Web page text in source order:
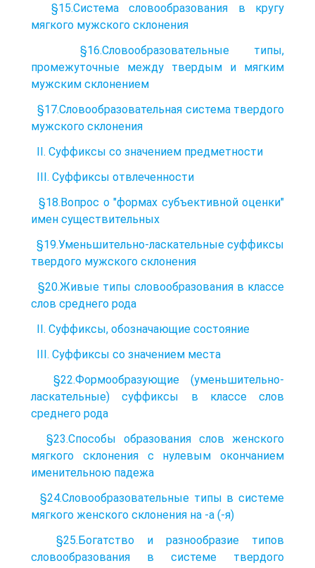
§15.Система словообразования в кругу
мягкого мужского склонения
§16.Словообразовательные типы,
промежуточные между твердым и мягким
мужским склонением
§17.Словообразовательная система твердого
мужского склонения
II. Суффиксы со значением предметности
III. Суффиксы отвлеченности
§18.Вопрос о "формах субъективной оценки"
имен существительных
§19.Уменьшительно-ласкательные суффиксы
твердого мужского склонения
§20.Живые типы словообразования в классе
слов среднего рода
II. Суффиксы, обозначающие состояние
III. Суффиксы со значением места
§22.Формообразующие (уменьшительно-
ласкательные) суффиксы в классе слов
среднего рода
§23.Способы образования слов женского
мягкого склонения с нулевым окончанием
именительною падежа
§24.Словообразовательные типы в системе
мягкого женского склонения на -а (-я)
§25.Богатство и разнообразие типов
словообразования в системе твердого